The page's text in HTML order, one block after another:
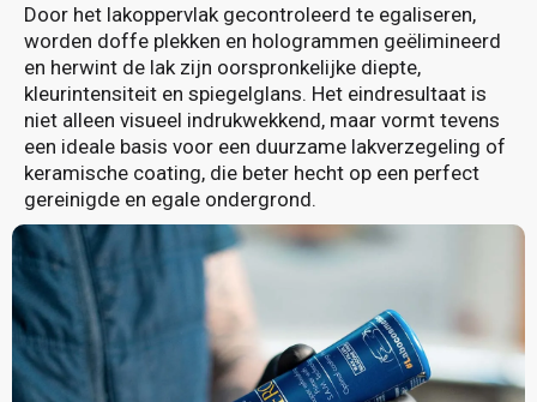
Door het lakoppervlak gecontroleerd te egaliseren,
worden doffe plekken en hologrammen geëlimineerd
en herwint de lak zijn oorspronkelijke diepte,
kleurintensiteit en spiegelglans. Het eindresultaat is
niet alleen visueel indrukwekkend, maar vormt tevens
een ideale basis voor een duurzame lakverzegeling of
keramische coating, die beter hecht op een perfect
gereinigde en egale ondergrond.